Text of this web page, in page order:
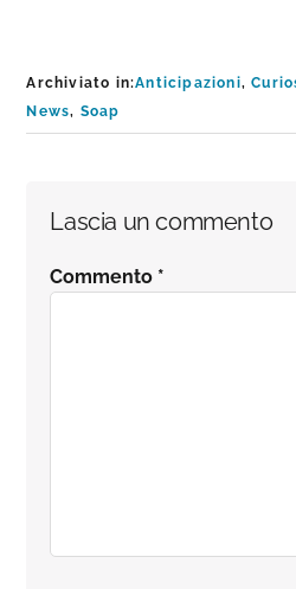
Archiviato in:Anticipazioni,
News, Soap
Interazioni
del
Lascia un commento
Commento *